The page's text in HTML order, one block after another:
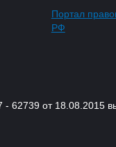
Портал
РФ
от 18.08.2015